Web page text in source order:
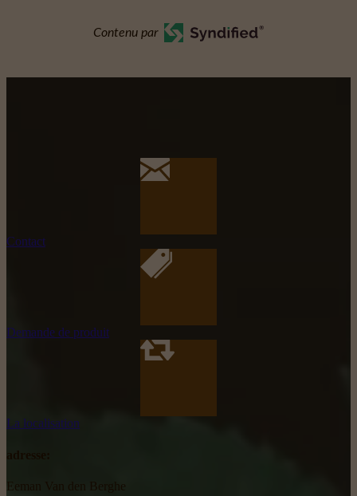
Contenu par
Contact
Demande de produit
La localisation